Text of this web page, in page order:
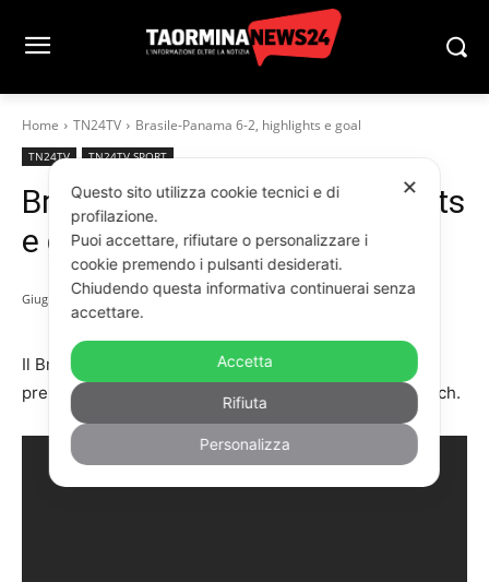
Home TN24TV Brasile-Panama 6-2, highlights e goal
TN24TV TN24TV SPORT
Brasile-Panama 6-2, highlights
e goal
Giugno 1, 2026
Il Brasile dilaga in amichevole contro il Panama e si
prepara al meglio per il Mondiale. Le immagini del match.
✕
Questo sito utilizza cookie tecnici e di
profilazione.
Puoi accettare, rifiutare o personalizzare i
cookie premendo i pulsanti desiderati.
Chiudendo questa informativa continuerai senza
accettare.
Accetta
Rifiuta
Personalizza